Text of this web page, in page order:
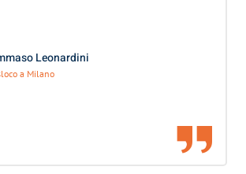
Leonardini
a Milano